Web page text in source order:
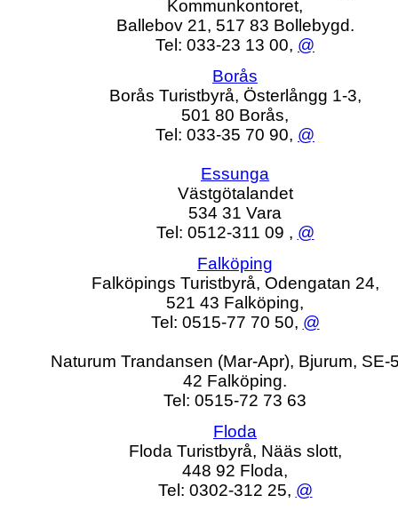
Kommunkontoret,
Ballebov 21, 517 83 Bollebygd.
Tel: 033-23 13 00, @
Borås
Borås Turistbyrå, Österlångg 1-3,
501 80 Borås,
Tel: 033-35 70 90, @
Essunga
Västgötalandet
534 31 Vara
Tel: 0512-311 09 , @
Falköping
Falköpings Turistbyrå, Odengatan 24,
521 43 Falköping,
Tel: 0515-77 70 50, @
Naturum Trandansen (Mar-Apr), Bjurum, SE-
42 Falköping.
Tel: 0515-72 73 63
Floda
Floda Turistbyrå, Nääs slott,
448 92 Floda,
Tel: 0302-312 25, @